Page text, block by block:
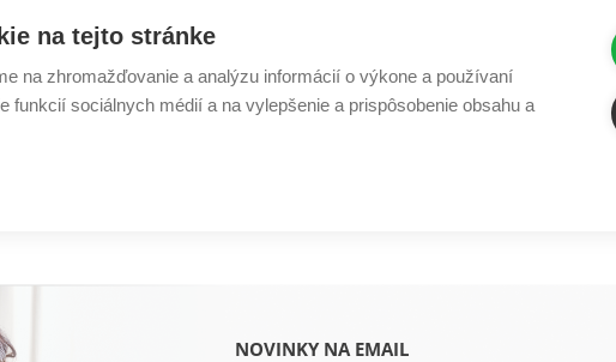
Ventilátory alebo klimatizácia vám môžu pomôcť zaspať
atmosféru, v ktorej sa budete cítiť bezpečne a pokojne.
NOVINKY NA EMAIL
na tejto stránke
na zhromažďovanie a analýzu informácií o výkone a používaní
funkcií sociálnych médií a na vylepšenie a prispôsobenie obsahu a